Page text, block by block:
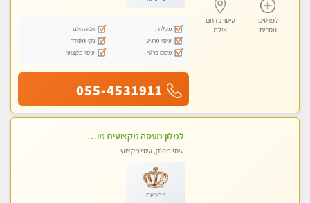
לפרטים
נוספים
עיסוי בדרום
אילת
מקלחת
חניה חינם
עיסוי מרגיע
נקי ומסודר
מקום פרטי
עיסוי מקצועי
055-4531911
למלון מעסה מקצועית מוסמכת לבית המלון בלבד. כל סוגי העיסויים מעסה מקצועית ואיכותית.
עיסוי מפנק, עיסוי מקצועי
פרימיום